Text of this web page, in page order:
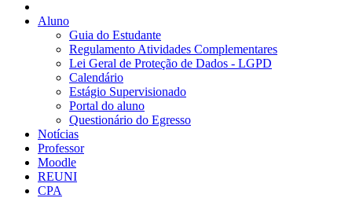
Aluno
Guia do Estudante
Regulamento Atividades Complementares
Lei Geral de Proteção de Dados - LGPD
Calendário
Estágio Supervisionado
Portal do aluno
Questionário do Egresso
Notícias
Professor
Moodle
REUNI
CPA